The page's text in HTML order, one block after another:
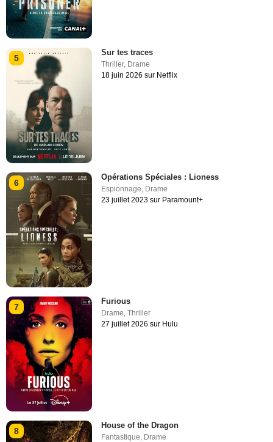
5
Sur tes traces
Thriller, Drame
18 juin 2026 sur Netflix
6
Opérations Spéciales : Lioness
Espionnage Drame
23 juillet 2023 sur Paramount+
7
Furious
Drame,Thriller
27 juillet 2026 sur Hulu
8
House of the Dragon
Fantastique, Drame